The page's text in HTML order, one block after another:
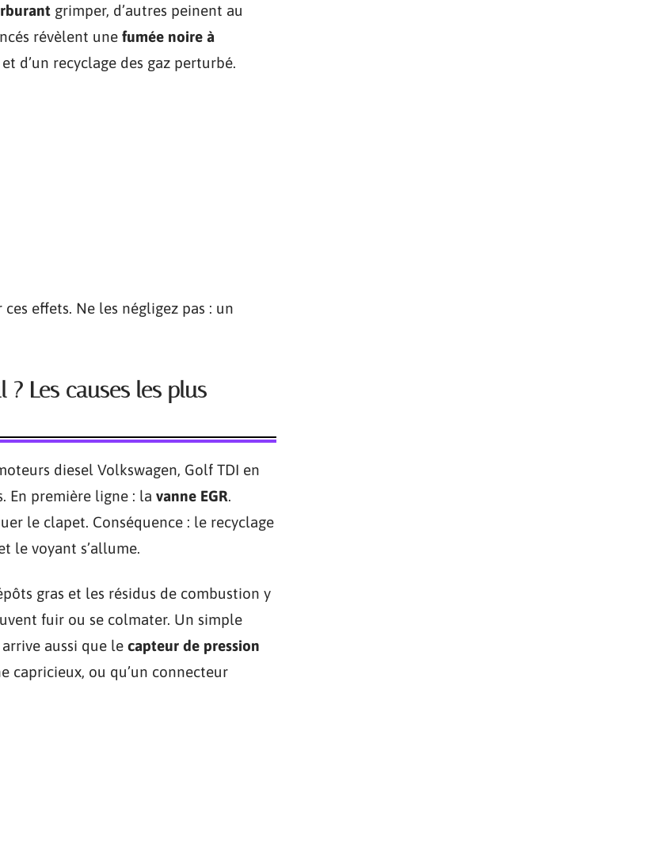
grimper, d’autres peinent au
révèlent une fumée noire à
d’un recyclage des gaz perturbé.
effets. Ne les négligez pas : un
Les causes les plus
diesel Volkswagen, Golf TDI en
En première ligne : la vanne EGR.
le clapet. Conséquence : le recyclage
le voyant s’allume.
gras et les résidus de combustion y
fuir ou se colmater. Un simple
aussi que le capteur de pression
capricieux, ou qu’un connecteur